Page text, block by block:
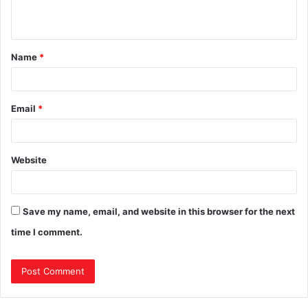
Name *
Email *
Website
Save my name, email, and website in this browser for the next
time I comment.